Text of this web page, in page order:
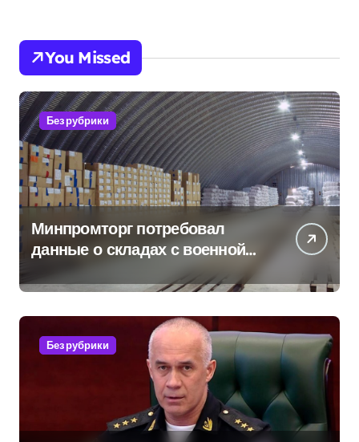
You Missed
Без рубрики
Минпромторг потребовал
данные о складах с военной
продукцией: предприятия
обратились в СК
Без рубрики